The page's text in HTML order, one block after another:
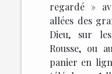
regardé »
allées des
Dieu, sur
Rousse, ou
panier en